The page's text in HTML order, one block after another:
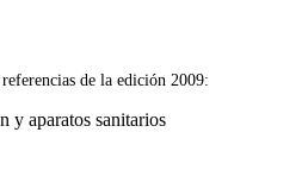
de la edición 2009:
y aparatos sanitarios